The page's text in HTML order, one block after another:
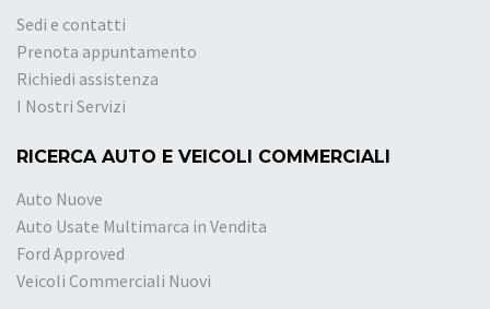
Sedi e contatti
Prenota appuntamento
Richiedi assistenza
I Nostri Servizi
RICERCA AUTO E VEICOLI COMMERCIALI
Auto Nuove
Auto Usate Multimarca in Vendita
Ford Approved
Veicoli Commerciali Nuovi